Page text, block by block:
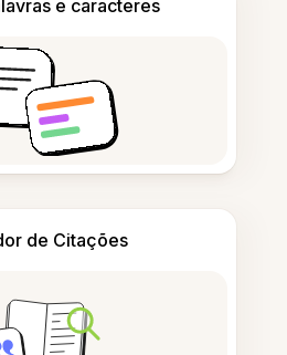
e caracteres
de Citações